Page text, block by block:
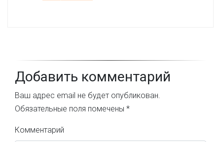
Добавить комментарий
Ваш адрес email не будет опубликован.
Обязательные поля помечены *
Комментарий